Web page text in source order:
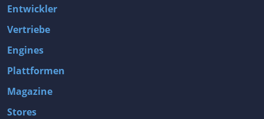
Entwickler
Vertriebe
Engines
Plattformen
Magazine
Stores